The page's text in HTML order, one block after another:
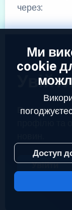
через:
Вже
профілю та
Увійти
Ми
cookie
Доступ